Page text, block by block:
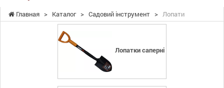
Главная > Каталог > Садовий інструмент > Лопати
Лопатки саперні